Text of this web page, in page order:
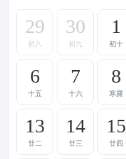
29
初八
30
初九
1
初十
6
十五
7
十六
8
寒露
13
廿二
14
廿三
15
廿四